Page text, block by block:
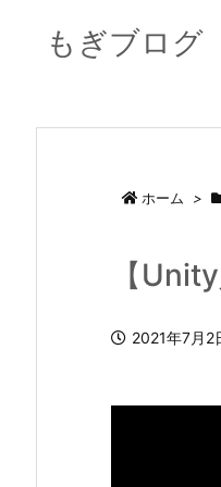
もぎブログ
ホーム >
【
2021年7月2